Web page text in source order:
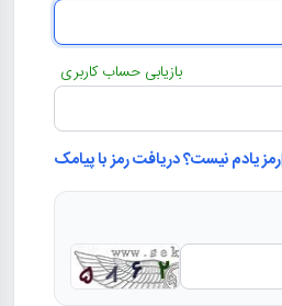
بازیابی حساب کاربری
رمز یادم نیست؟ دریافت رمز با پیامک